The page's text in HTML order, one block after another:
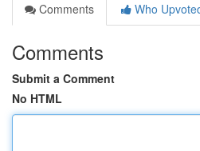
Comments
Who
Comments
Submit a Comment
No HTML